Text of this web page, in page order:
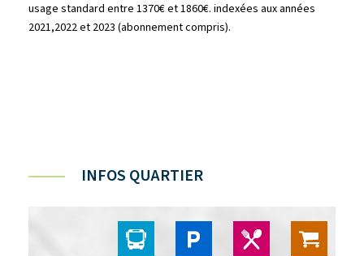
usage standard entre 1370€ et 1860€. indexées aux années
2021,2022 et 2023 (abonnement compris).
INFOS QUARTIER